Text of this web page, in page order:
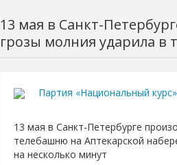
13 мая в Санкт-
грозы молния ударила в
Партия «Национальный
13 мая в Санкт-Петербурге
телебашню на Аптекарской
на несколько минут